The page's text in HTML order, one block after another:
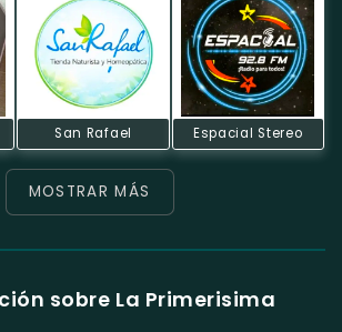
San Rafael Espacial Stereo
MOSTRAR MÁS
sobre La Primerisima